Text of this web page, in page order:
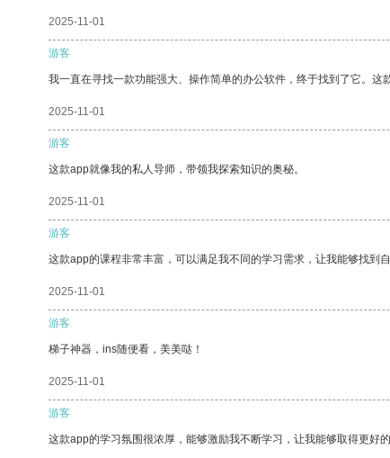
2025-11-01
游客
我一直在寻找一款功能强大、操作简单的办公软件，终于找到了它。
2025-11-01
游客
这款app就像我的私人导师，带领我探索知识的奥秘。
2025-11-01
游客
这款app的课程非常丰富，可以满足我不同的学习需求，让我能够找到自
2025-11-01
游客
梯子神器，ins随便看，美美哒！
2025-11-01
游客
这款app的学习氛围很浓厚，能够激励我不断学习，让我能够取得更好的